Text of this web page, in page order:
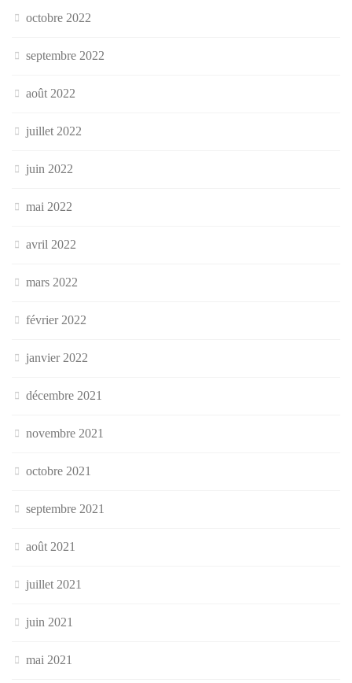
octobre 2022
septembre 2022
août 2022
juillet 2022
juin 2022
mai 2022
avril 2022
mars 2022
février 2022
janvier 2022
décembre 2021
novembre 2021
octobre 2021
septembre 2021
août 2021
juillet 2021
juin 2021
mai 2021